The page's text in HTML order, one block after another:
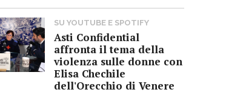
SU YOUTUBE E SPOTIFY
Asti Confidential
affronta il tema della
violenza sulle donne con
Elisa Chechile
dell'Orecchio di Venere